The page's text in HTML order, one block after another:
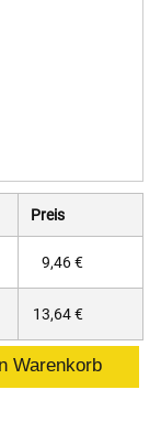
Preis
9,46 €
13,64 €